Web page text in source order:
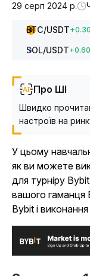
29 серп 2024 р.
BTC/USDT+0.30
SOL/USDT+0.60
Про ШІ
Швидко
настроїв на
У цьому
як ви можете
для турніру
вашого гаманця
Bybit і